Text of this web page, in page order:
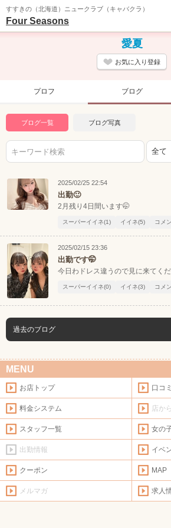
すすきの（北海道）ニュークラブ（キャバクラ）
Four Seasons
愛夏
お気に入り登録
プロフ ブログ
ブログ一覧 ブログ写真
2025/02/25 22:54
出勤🙂
2月残り4日間います🤭
スーパーイイネ(1) イイネ(5) コメ
2025/02/15 23:36
出勤です🤭
今日わドレス違うので見に来てく
スーパーイイネ(0) イイネ(3) コメ
過去のブログ
MENU
お店トップ 口コ
料金システム 店か
スタッフ一覧 女の
出勤情報 イベ
クーポン MAP
メルマガ 求人